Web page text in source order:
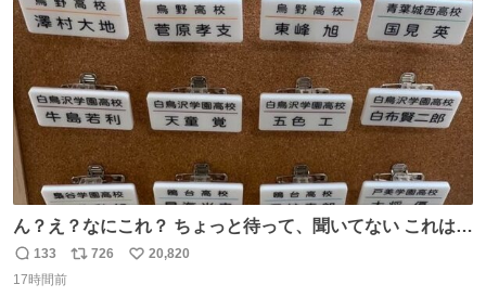
数
ん？え？なにこれ？ ちょっと待って、聞いてない これは販
売されているのもですか？
返
信
133
リ
726
い
20,820
17時間前